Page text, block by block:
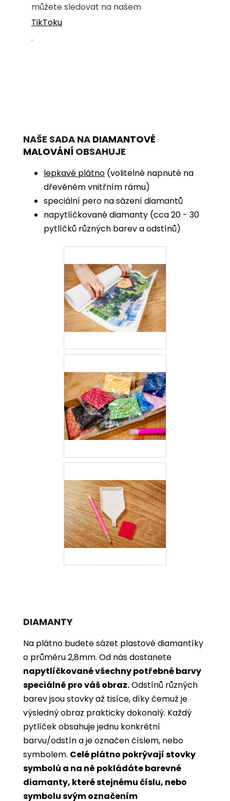
můžete sledovat na našem
TikToku
.
NAŠE SADA NA DIAMANTOVÉ
MALOVÁNÍ OBSAHUJE
lepkavé plátno (volitelně napnuté na
dřevěném vnitřním rámu)
speciální pero na sázení diamantů
napytlíčkované diamanty (cca 20 - 30
pytlíčků různých barev a odstínů)
DIAMANTY
Na plátno budete sázet plastové diamantíky
o průměru 2,8mm. Od nás dostanete
napytlíčkované všechny potřebné barvy
speciálně pro váš obraz.Odstínů různých
barev jsou stovky až tisíce, díky čemuž je
výsledný obraz prakticky dokonalý. Každý
pytlíček obsahuje jednu konkrétní
barvu/odstín a je označen číslem, nebo
symbolem. Celé plátno pokrývají stovky
symbolů a na ně pokládáte barevné
diamanty, které stejnému číslu, nebo
symbolu svým označením